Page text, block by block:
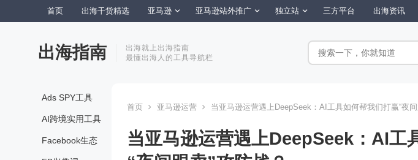
首页 出海干货精选 亚马逊 亚马逊站外推广 独立站 三方平台 出海资讯
出海指南
出海就上出海指南
最懂出海人的工具导航栏
Ads SPY工具
AI跨境实用工具
Facebook生态
首页 亚马逊运营 当亚马逊运营遇上DeepSeek：AI工具如何帮我们打赢“夜间
当亚马逊运营遇上DeepSeek：AI工